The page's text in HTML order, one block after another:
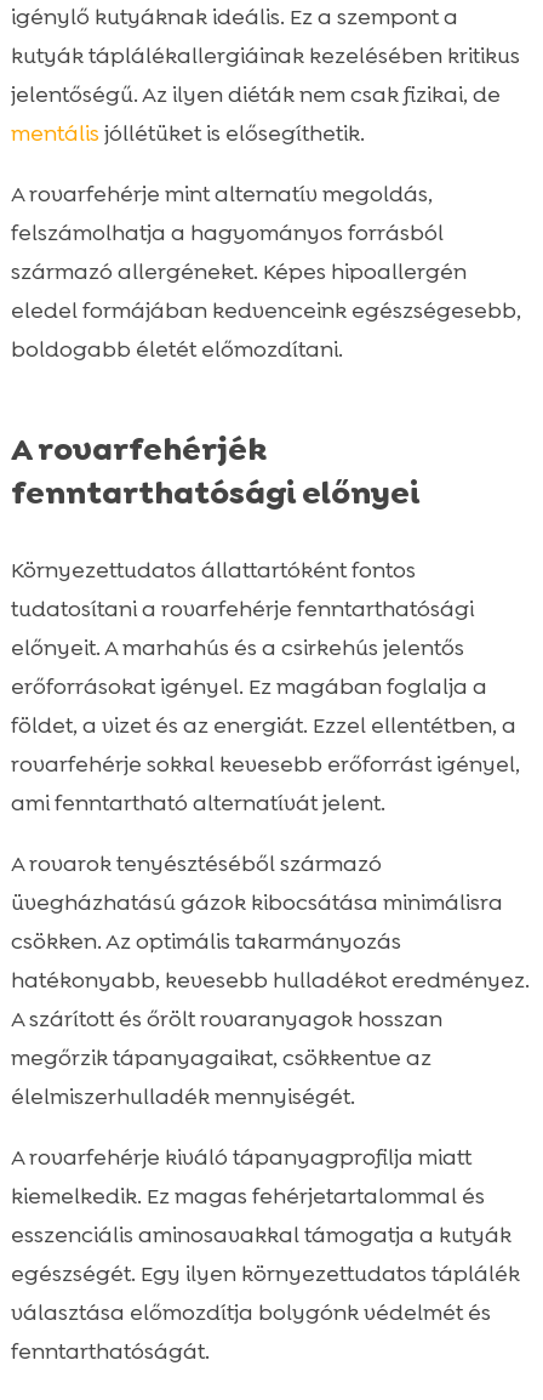
igénylő kutyáknak ideális. Ez a szempont a
kutyák táplálékallergiáinak kezelésében kritikus
jelentőségű. Az ilyen diéták nem csak fizikai, de
mentális jóllétüket is elősegíthetik.
A rovarfehérje mint alternatív megoldás,
felszámolhatja a hagyományos forrásból
származó allergéneket. Képes hipoallergén
eledel formájában kedvenceink egészségesebb,
boldogabb életét előmozdítani.
A rovarfehérjék
fenntarthatósági előnyei
Környezettudatos állattartóként fontos
tudatosítani a rovarfehérje fenntarthatósági
előnyeit. A marhahús és a csirkehús jelentős
erőforrásokat igényel. Ez magában foglalja a
földet, a vizet és az energiát. Ezzel ellentétben, a
rovarfehérje sokkal kevesebb erőforrást igényel,
ami fenntartható alternatívát jelent.
A rovarok tenyésztéséből származó
üvegházhatású gázok kibocsátása minimálisra
csökken. Az optimális takarmányozás
hatékonyabb, kevesebb hulladékot eredményez.
A szárított és őrölt rovaranyagok hosszan
megőrzik tápanyagaikat, csökkentve az
élelmiszerhulladék mennyiségét.
A rovarfehérje kiváló tápanyagprofilja miatt
kiemelkedik. Ez magas fehérjetartalommal és
esszenciális aminosavakkal támogatja a kutyák
egészségét. Egy ilyen környezettudatos táplálék
választása előmozdítja bolygónk védelmét és
fenntarthatóságát.